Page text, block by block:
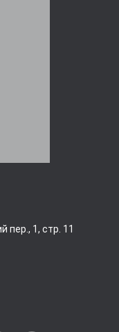
пер., 1, стр. 11